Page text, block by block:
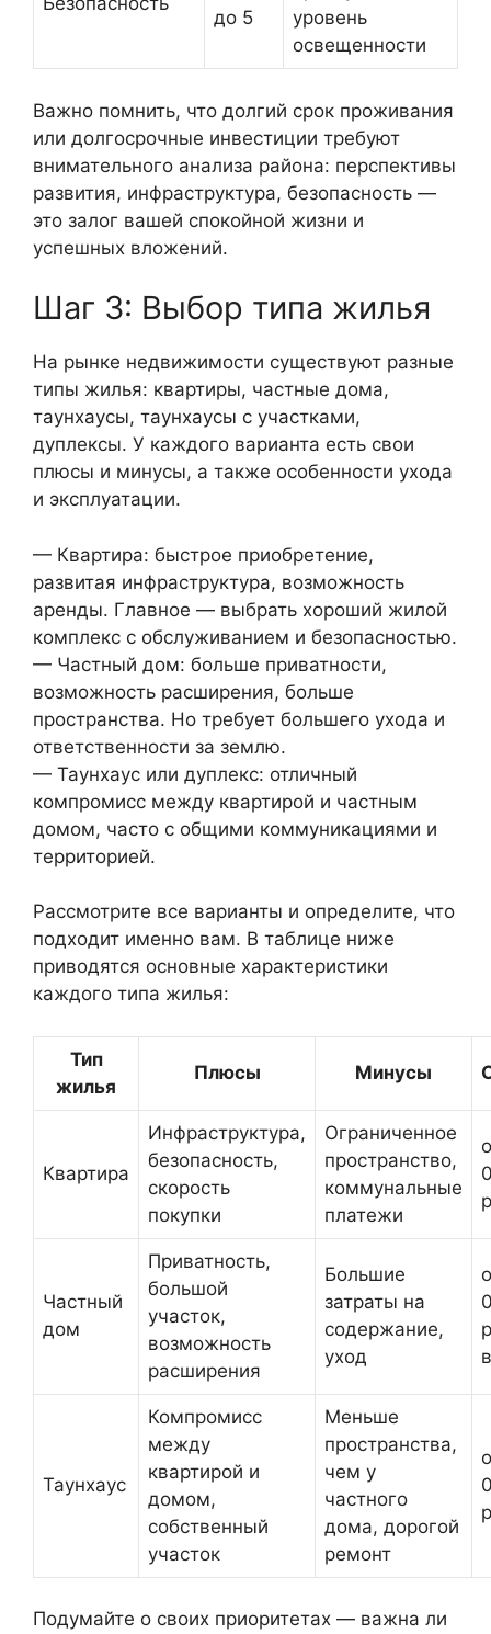
до 5
уровень
освещенности
Важно помнить, что долгий срок проживания
или долгосрочные инвестиции требуют
внимательного анализа района: перспективы
развития, инфраструктура, безопасность —
это залог вашей спокойной жизни и
успешных вложений.
Шаг 3: Выбор типа жилья
На рынке недвижимости существуют разные
типы жилья: квартиры, частные дома,
таунхаусы, таунхаусы с участками,
дуплексы. У каждого варианта есть свои
плюсы и минусы, а также особенности ухода
и эксплуатации.
— Квартира: быстрое приобретение,
развитая инфраструктура, возможность
аренды. Главное — выбрать хороший жилой
комплекс с обслуживанием и безопасностью.
— Частный дом: больше приватности,
возможность расширения, больше
пространства. Но требует большего ухода и
ответственности за землю.
— Таунхаус или дуплекс: отличный
компромисс между квартирой и частным
домом, часто с общими коммуникациями и
территорией.
Рассмотрите все варианты и определите, что
подходит именно вам. В таблице ниже
приводятся основные характеристики
каждого типа жилья:
Тип
жилья
Плюсы Минусы
Квартира
Инфраструктура,
безопасность,
скорость
покупки
Ограниченное
пространство,
коммунальные
платежи
Частный
дом
Приватность,
большой
участок,
возможность
расширения
Большие
затраты на
содержание,
уход
Таунхаус
Компромисс
между
квартирой и
домом,
собственный
участок
Меньше
пространства,
чем у
частного
дома, дорогой
ремонт
Подумайте о своих приоритетах — важна ли